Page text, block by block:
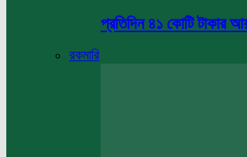
প্রতিদিন ৪১ কোটি টাকার
রকমারি